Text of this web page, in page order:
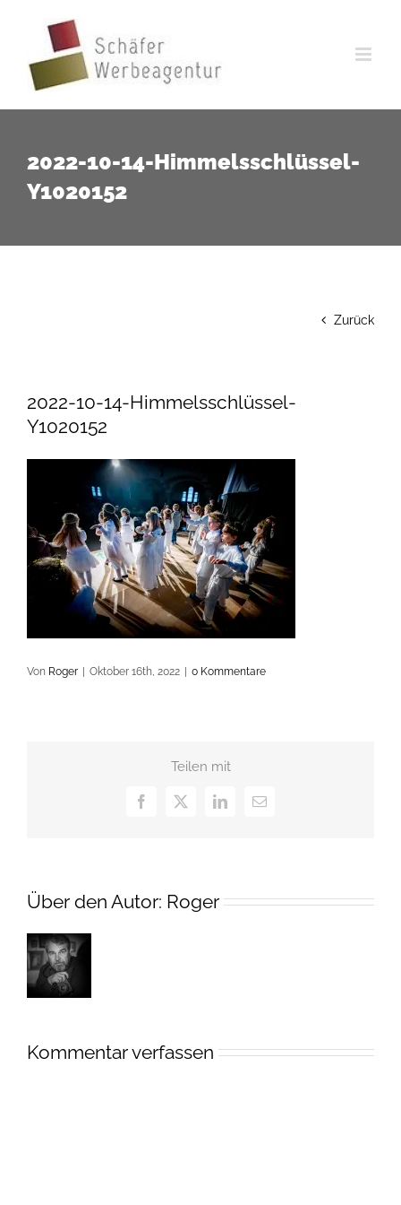
springen
2022-10-14-Himmelsschlüssel-
Y1020152
Zurück
2022-10-14-Himmelsschlüssel-
Y1020152
Von Roger Oktober 16th, 2022 0 Kommentare
Teilen mit
Facebook
X LinkedIn
E-
Über den Autor: Roger
Kommentar verfassen